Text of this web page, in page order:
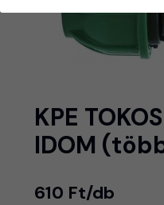
KPE
IDOM
610 Ft/db